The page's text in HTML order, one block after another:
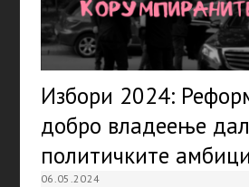
Избори 2024:
добро владеење
политичките
06.05.2024